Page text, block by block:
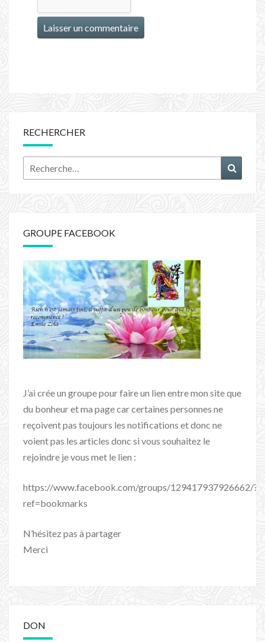
RECHERCHER
Rechercher :
GROUPE FACEBOOK
J’ai crée un groupe pour faire un lien entre mon site que
du bonheur et ma page car certaines personnes ne
reçoivent pas toujours les notifications et donc ne
voient pas les articles donc si vous souhaitez le
rejoindre je vous met le lien :
https://www.facebook.com/groups/129417937926662/?
ref=bookmarks
N’hésitez pas à partager
Merci
DON